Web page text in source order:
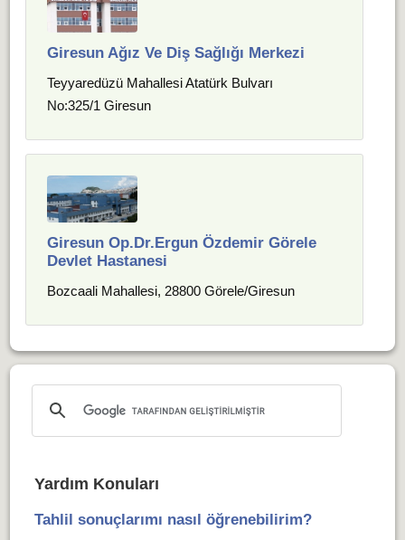
Giresun Ağız Ve Diş Sağlığı Merkezi
Teyyaredüzü Mahallesi Atatürk Bulvarı
No:325/1 Giresun
Giresun Op.Dr.Ergun Özdemir Görele
Devlet Hastanesi
Bozcaali Mahallesi, 28800 Görele/Giresun
Yardım Konuları
Tahlil sonuçlarımı nasıl öğrenebilirim?